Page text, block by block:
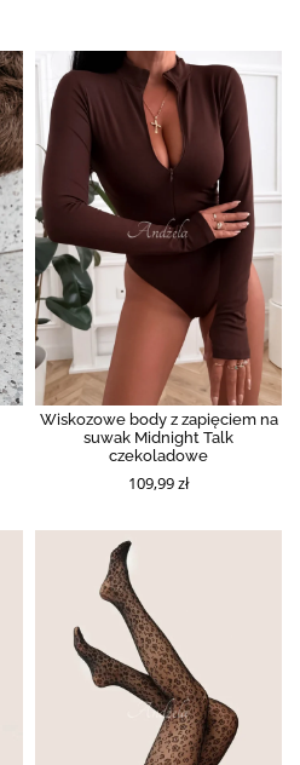
Wiskozowe body z zapięciem na
suwak Midnight Talk
czekoladowe
109,99 zł